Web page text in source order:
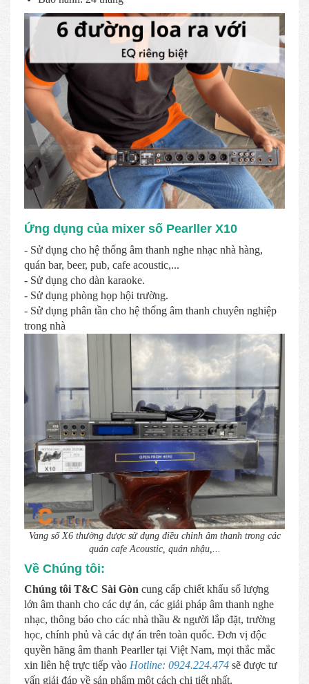
Ứng dụng của mixer số Pearller X10
- Sử dụng cho hệ thống âm thanh nghe nhạc nhà hàng,
quán bar, beer, pub, cafe acoustic,...
- Sử dụng cho dàn karaoke.
- Sử dụng phòng họp hội trường.
- Sử dụng phân tần cho hệ thống âm thanh chuyên nghiệp
trong nhà
Vang số X6 thường được sử dụng điều chỉnh âm thanh trong các
quán cafe Acoustic, quán nhậu,...
Về Chúng tôi:
Chúng tôi T&C Sài Gòn cung cấp chiết khấu số lượng
lớn âm thanh cho các dự án, các giải pháp âm thanh nghe
nhạc, thông báo cho các nhà thầu & người lắp đặt, trường
học, chính phủ và các dự án trên toàn quốc. Đơn vị độc
quyền hãng âm thanh Pearller tại Việt Nam, mọi thắc mắc
xin liên hệ trực tiếp vào Hotline: 0924.224.474 sẽ được tư
vấn giải đáp về sản phẩm một cách chi tiết nhất.